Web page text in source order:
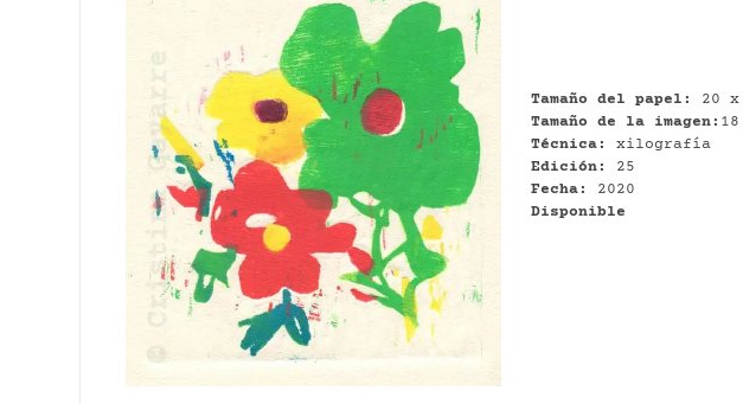
Tamaño del papel: 20 x
Tamaño de la imagen:
Técnica:
xilografía
Edición:
25
Fecha:
2020
Disponible